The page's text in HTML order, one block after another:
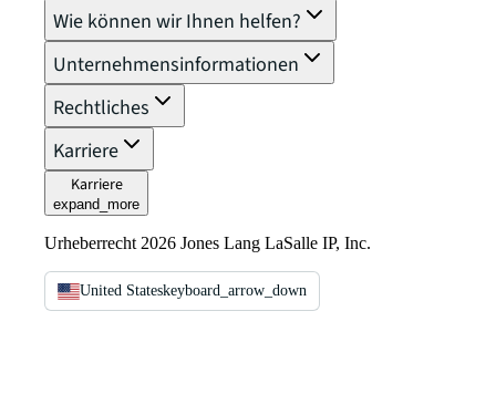
Wie können wir Ihnen helfen?
Unternehmensinformationen
Rechtliches
Karriere
Karriere
expand_more
Urheberrecht 2026 Jones Lang LaSalle IP, Inc.
United Stateskeyboard_arrow_down